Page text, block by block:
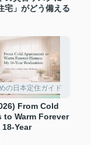
宅」がどう備える
の日本定住ガイド
From Cold
to Warm Forever
Year